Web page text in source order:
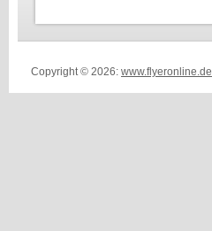
Copyright © 2026: www.flyeronline.de